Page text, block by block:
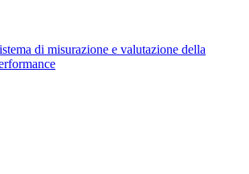
di misurazione e valutazione della